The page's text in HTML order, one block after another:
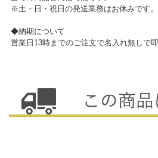
※土・日・祝日の発送業務はお休みです。
◆納期について
営業日13時までのご注文で名入れ無しで